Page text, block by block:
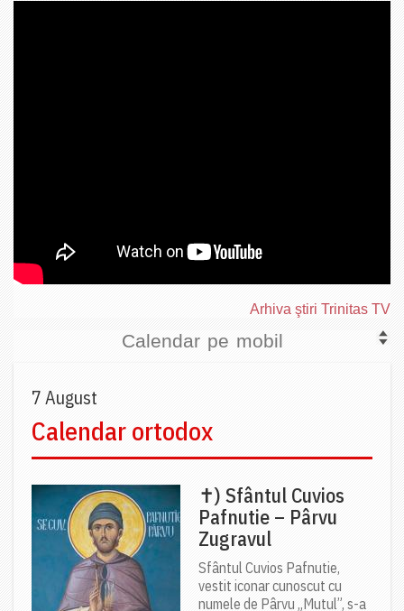
Arhiva ştiri Trinitas TV
Calendar pe mobil
7 August
Calendar ortodox
✝) Sfântul Cuvios
Pafnutie – Pârvu
Zugravul
Sfântul Cuvios Pafnutie,
vestit iconar cunoscut cu
numele de Pârvu „Mutul”, s-a